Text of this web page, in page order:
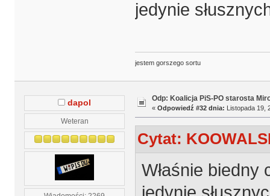
jedynie
jestem gorszego sortu
dapol
Weteran
Odp: Koalicja PiS-PO starosta
« Odpowiedź #32 dnia: Listopada 19,
Cytat:
Właśnie biedny
jedynie